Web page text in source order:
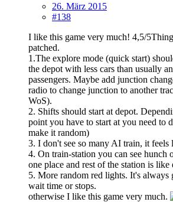
26. März 2015
#138
I like this game very much! 4,5/
patched.
1.The explore mode (quick start)
the depot with less cars than usually
passengers. Maybe add junction
radio to change junction to another
WoS).
2. Shifts should start at depot.
point you have to start at you need to
make it random)
3. I don't see so many AI train, it feels
4. On train-station you can see hunch
one place and rest of the station is like
5. More random red lights. It's
wait time or stops.
otherwise I like this game very much.